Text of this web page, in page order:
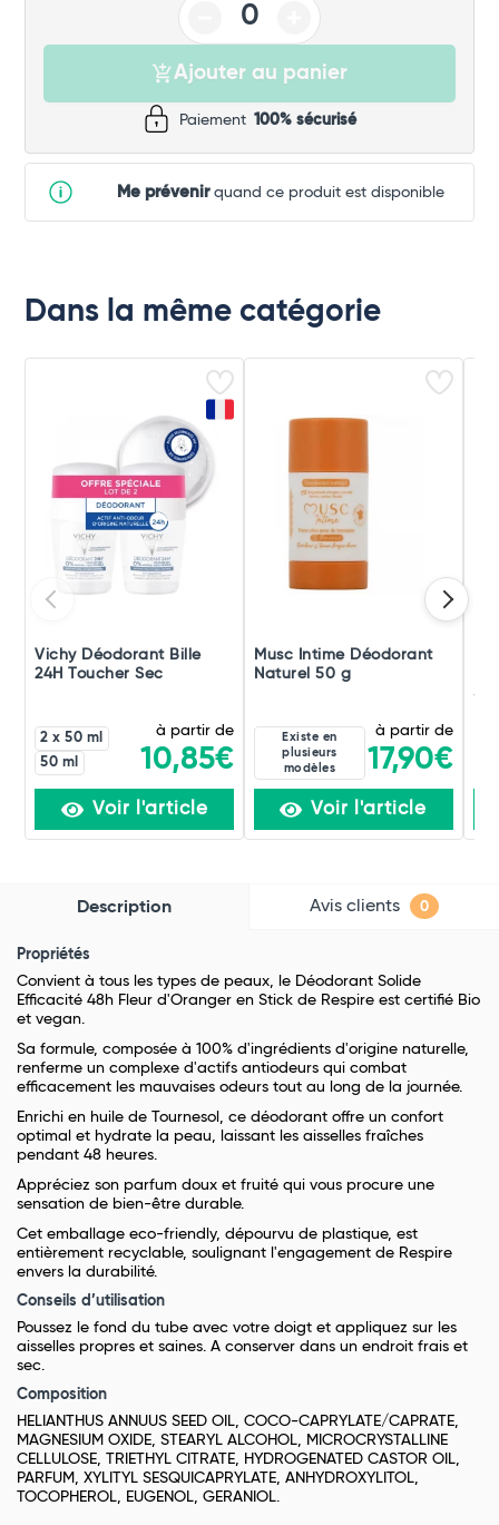
Ajouter au panier
Paiement 100% sécurisé
Me prévenirquand ce produit est disponible
Dans la même catégorie
Vichy Déodorant Bille
24H Toucher Sec
2 x 50 ml
50 ml
à partir de
10,85€
Voir l'article
Musc Intime Déodorant
Naturel 50 g
Existe en
plusieurs
modèles
à partir de
17,90€
Voir l'article
50
Description Avis clients 0
Propriétés
Convient à tous les types de peaux, le Déodorant Solide
Efficacité 48h Fleur d'Oranger en Stick de Respire est certifié Bio
et vegan.
Sa formule, composée à 100% d'ingrédients d'origine naturelle,
renferme un complexe d'actifs antiodeurs qui combat
efficacement les mauvaises odeurs tout au long de la journée.
Enrichi en huile de Tournesol, ce déodorant offre un confort
optimal et hydrate la peau, laissant les aisselles fraîches
pendant 48 heures.
Appréciez son parfum doux et fruité qui vous procure une
sensation de bien-être durable.
Cet emballage eco-friendly, dépourvu de plastique, est
entièrement recyclable, soulignant l'engagement de Respire
envers la durabilité.
Conseils d’utilisation
Poussez le fond du tube avec votre doigt et appliquez sur les
aisselles propres et saines. A conserver dans un endroit frais et
sec.
Composition
HELIANTHUS ANNUUS SEED OIL, COCO-CAPRYLATE/CAPRATE,
MAGNESIUM OXIDE, STEARYL ALCOHOL, MICROCRYSTALLINE
CELLULOSE, TRIETHYL CITRATE, HYDROGENATED CASTOR OIL,
PARFUM, XYLITYL SESQUICAPRYLATE, ANHYDROXYLITOL,
TOCOPHEROL, EUGENOL, GERANIOL.